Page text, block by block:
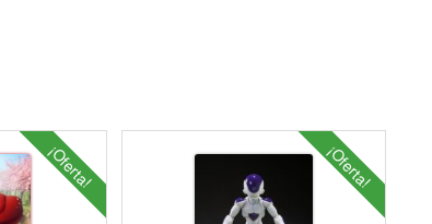
¡Oferta! ¡Oferta!